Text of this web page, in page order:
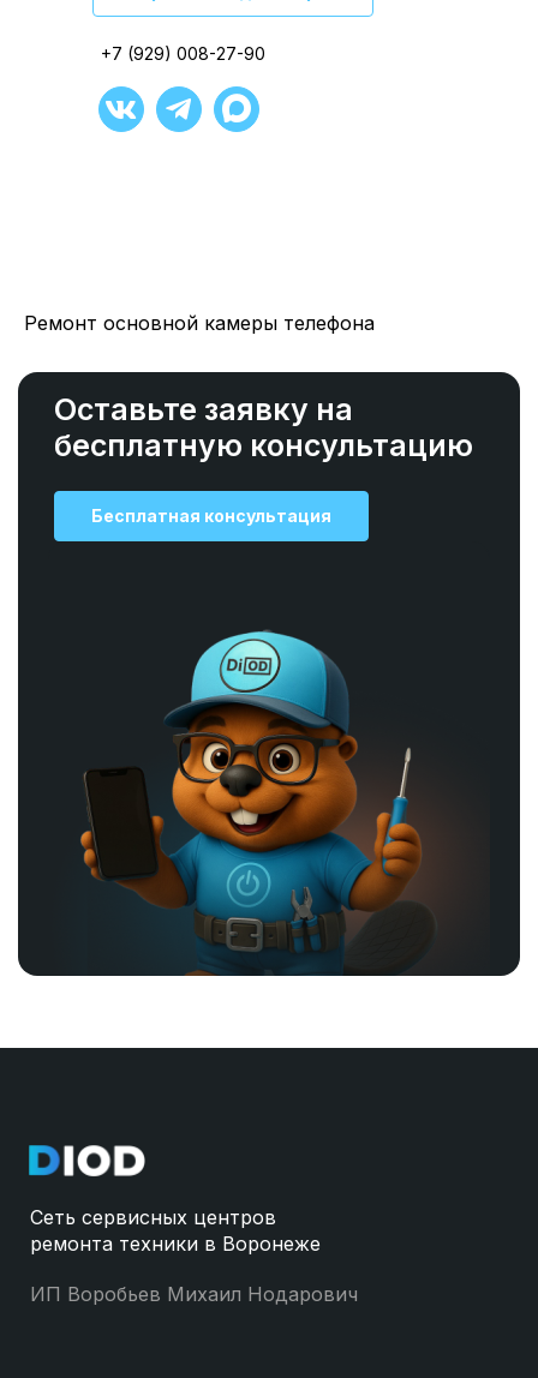
+7 (929) 008-27-90
+7 (929) 008-27-90
+7 (929) 008-27-90
+7 (929) 008-27-90
+7 (929) 008-27-90
Ремонт основной камеры телефона
Оставьте заявку на
бесплатную консультацию
Бесплатная консультация
Сеть сервисных центров
ремонта техники в Воронеже
ИП Воробьев Михаил Нодарович